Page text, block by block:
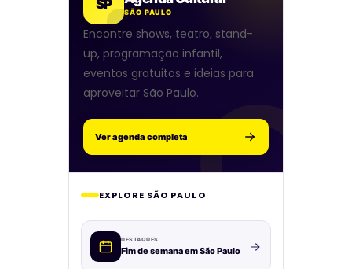
SP
SÃO PAULO
Encontre shows, teatro, stand-
up, programação infantil,
eventos gratuitos e ideias para
aproveitar São Paulo.
Ver agenda completa
EXPLORE SÃO PAULO
DESTAQUES
Fim de semana em São Paulo